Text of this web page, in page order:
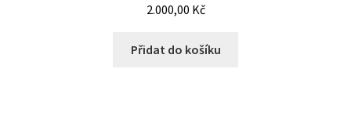
2.000,00 Kč
Přidat do košíku